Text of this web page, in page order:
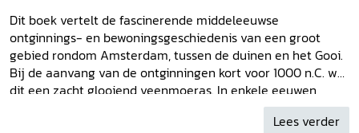
Dit boek vertelt de fascinerende middeleeuwse
ontginnings- en bewoningsgeschiedenis van een groot
gebied rondom Amsterdam, tussen de duinen en het Gooi.
Bij de aanvang van de ontginningen kort voor 1000 n.C. was
dit een zacht glooiend veenmoeras. In enkele eeuwen
vormden de nieuwe bewoners het om tot een
landbouwgebied. Chris de Bont ontrafelt de geschiedenis
Lees verder